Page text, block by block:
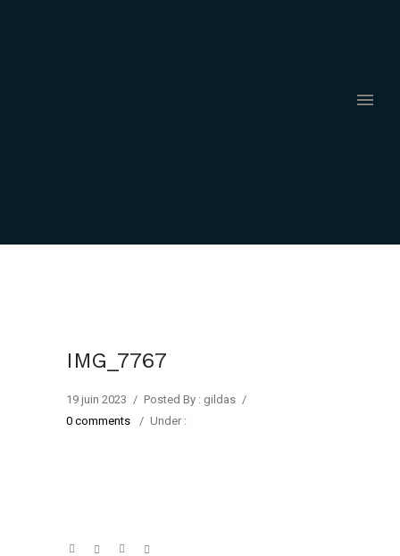
IMG_7767
19 juin 2023 / Posted By : gildas /
0 comments
/ Under :